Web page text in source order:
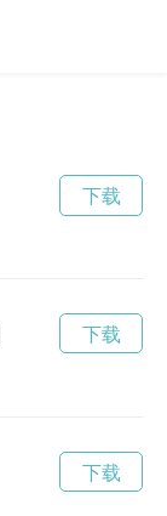
下载
下载
下载